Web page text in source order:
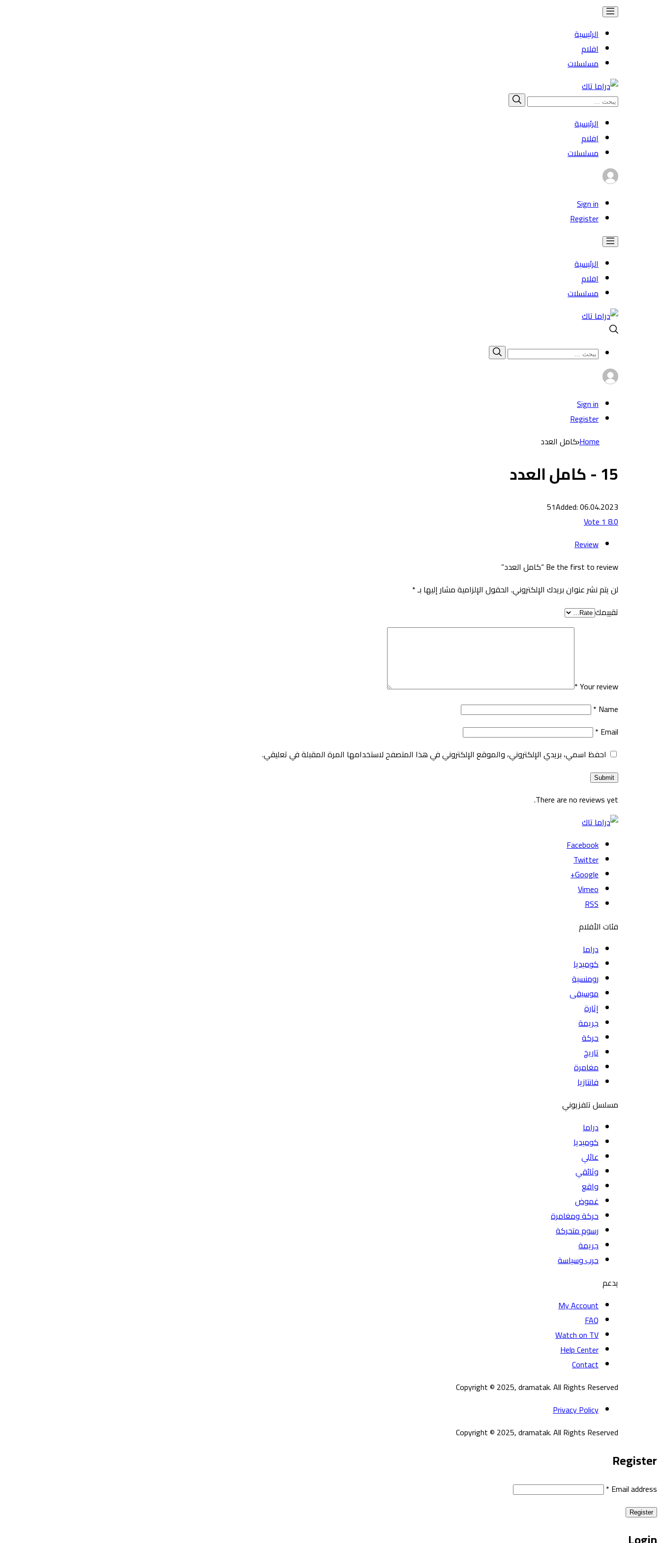
الرئيسية
افلام
مسلسلات
Search
بحث
الرئيسية
افلام
مسلسلات
Sign in
Register
الرئيسية
افلام
مسلسلات
Search
بحث
Sign in
Register
Homeكامل العدد
15 - كامل العدد
51Added: 06.04.2023
8.0
1
Vote
Review
Be the first to review “كامل العدد”
لن يتم نشر عنوان بريدك الإلكتروني. الحقول الإلزامية مشار إليها بـ*
تقييمك
Your review
*
Name
*
Email
*
احفظ اسمي، بريدي الإلكتروني، والموقع الإلكتروني في هذا المتصفح لاستخدامها المرة المقبلة في تعليقي.
There are no reviews yet.
Facebook
Twitter
Google+
Vimeo
RSS
فئات الأفلام
دراما
كوميديا
رومنسية
موسيقى
إثارة
جريمة
حركة
تاريخ
مغامرة
فانتازيا
مسلسل تلفزيوني
دراما
كوميديا
عائلي
وثائقي
واقع
غموض
حركة ومغامرة
رسوم متحركة
جريمة
حرب وسياسة
يدعم
My Account
FAQ
Watch on TV
Help Center
Contact
Copyright © 2025, dramatak. All Rights Reserved
Privacy Policy
Copyright © 2025, dramatak. All Rights Reserved
Register
Email address
*
Register